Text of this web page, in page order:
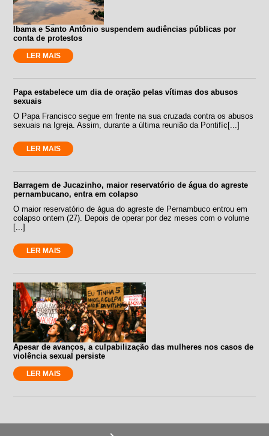
Ibama e Santo Antônio suspendem audiências públicas por
conta de protestos
LER MAIS
Papa estabelece um dia de oração pelas vítimas dos abusos
sexuais
O Papa Francisco segue em frente na sua cruzada contra os abusos
sexuais na Igreja. Assim, durante a última reunião da Pontifíc[...]
LER MAIS
Barragem de Jucazinho, maior reservatório de água do agreste
pernambucano, entra em colapso
O maior reservatório de água do agreste de Pernambuco entrou em
colapso ontem (27). Depois de operar por dez meses com o volume
[...]
LER MAIS
Apesar de avanços, a culpabilização das mulheres nos casos de
violência sexual persiste
LER MAIS